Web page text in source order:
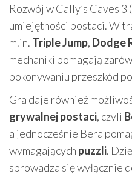
Rozwój w Cally’s Caves
umiejętności postaci. W
m.in. Triple Jump, Dodge
mechaniki pomagają
pokonywaniu przeszkód
Gra daje również
grywalnej postaci, czyli
a jednocześnie Bera
wymagających puzzli.
sprowadza się wyłącznie